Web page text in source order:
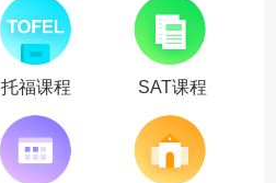
托福课程 SAT课程